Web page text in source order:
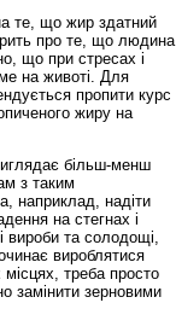
те, що жир здатний
про те, що людина
що при стресах і
на животі. Для
пропити курс
жиру на
більш-менш
з таким
наприклад, надіти
на стегнах і
вироби та солодощі,
вироблятися
треба просто
замінити зерновими